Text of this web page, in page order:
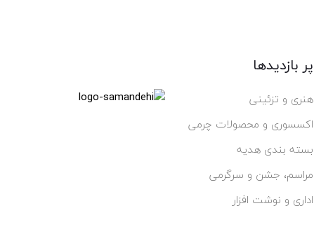
پر بازدیدها
هنری و تزئینی
اکسسوری و محصولات چرمی
بسته بندی هدیه
مراسم، جشن و سرگرمی
اداری و نوشت افزار